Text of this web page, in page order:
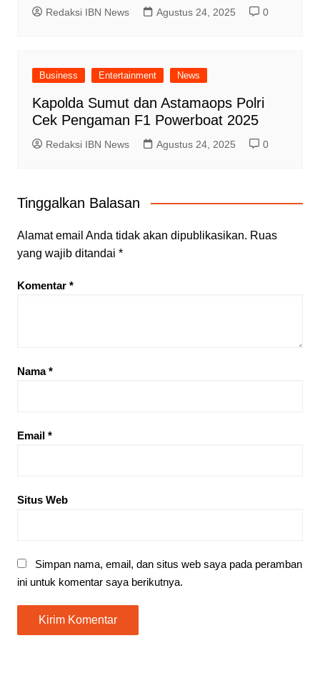
Redaksi IBN News Agustus 24, 2025 0
Business Entertainment News
Kapolda Sumut dan Astamaops Polri
Cek Pengaman F1 Powerboat 2025
Redaksi IBN News Agustus 24, 2025 0
Tinggalkan Balasan
Alamat email Anda tidak akan dipublikasikan. Ruas
yang wajib ditandai *
Komentar *
Nama*
Email *
Situs Web
Simpan nama, email, dan situs web saya pada peramban
ini untuk komentar saya berikutnya.